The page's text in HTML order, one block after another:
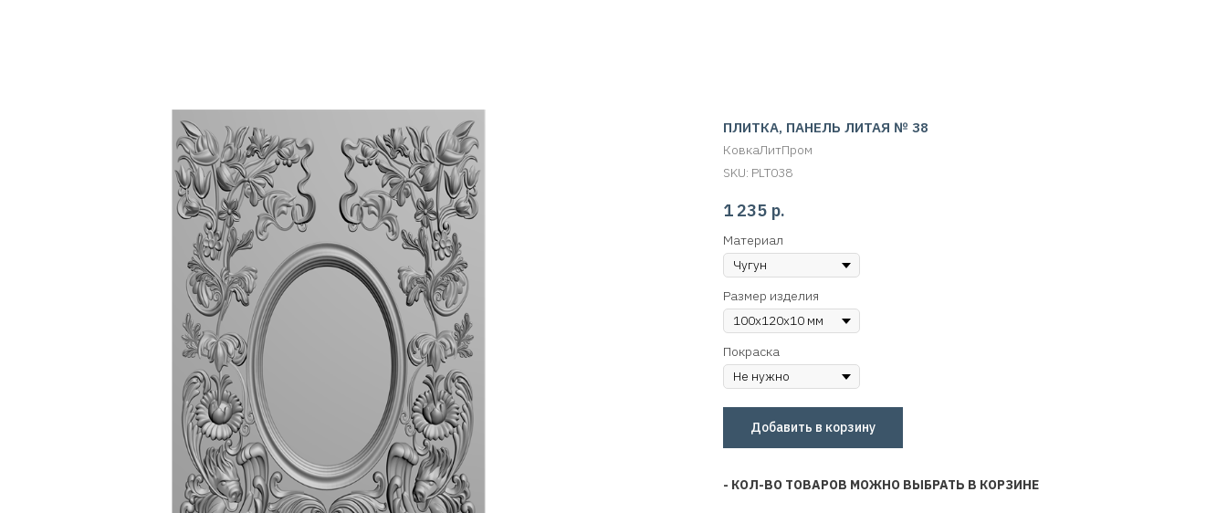
ПЛИТКА, ПАНЕЛЬ ЛИТАЯ № 38
КовкаЛитПром
SKU: PLT038
1 235 р.
Материал
Размер изделия
Покраска
Добавить в корзину
- КОЛ-ВО ТОВАРОВ МОЖНО ВЫБРАТЬ В КОРЗИНЕ